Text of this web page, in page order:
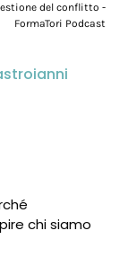
del conflitto -
FormaTori Podcast
chi siamo